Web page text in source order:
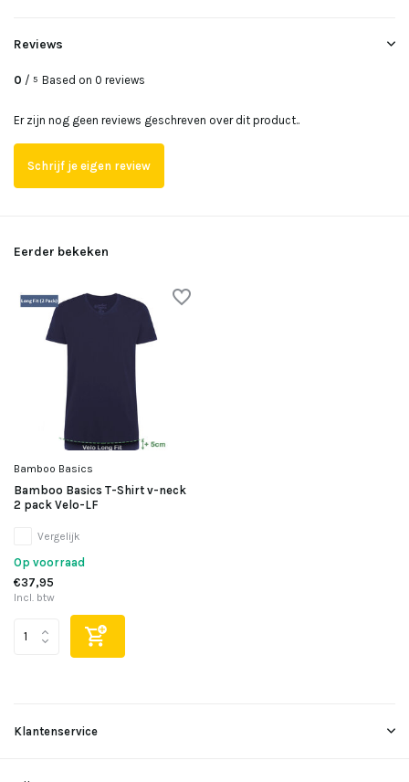
Reviews
0 / 5 Based on 0 reviews
Er zijn nog geen reviews geschreven over dit product..
Schrijf je eigen review
Eerder bekeken
Bamboo Basics
Bamboo Basics T-Shirt v-neck
2 pack Velo-LF
Vergelijk
Op voorraad
€37,95
Incl. btw
Klantenservice